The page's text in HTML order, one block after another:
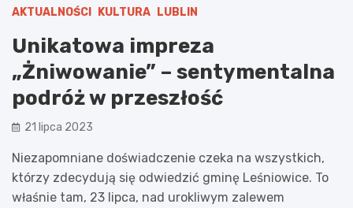
AKTUALNOŚCI KULTURA LUBLIN
Unikatowa impreza
„Żniwowanie” – sentymentalna
podróż w przeszłość
21 lipca 2023
Niezapomniane doświadczenie czeka na wszystkich,
którzy zdecydują się odwiedzić gminę Leśniowice. To
właśnie tam, 23 lipca, nad urokliwym zalewem